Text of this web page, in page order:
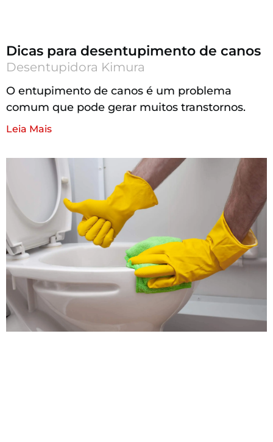
Dicas para desentupimento de canos
Desentupidora Kimura
O entupimento de canos é um problema
comum que pode gerar muitos transtornos.
Leia Mais